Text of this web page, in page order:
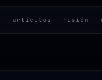
artículos misión